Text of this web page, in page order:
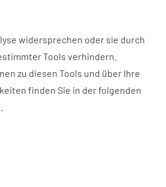
widersprechen oder sie durch
Tools verhindern.
zu diesen Tools und über Ihre
finden Sie in der folgenden